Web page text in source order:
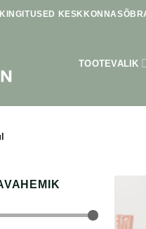
TOOTEVALIK